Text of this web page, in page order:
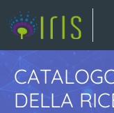
DELLA